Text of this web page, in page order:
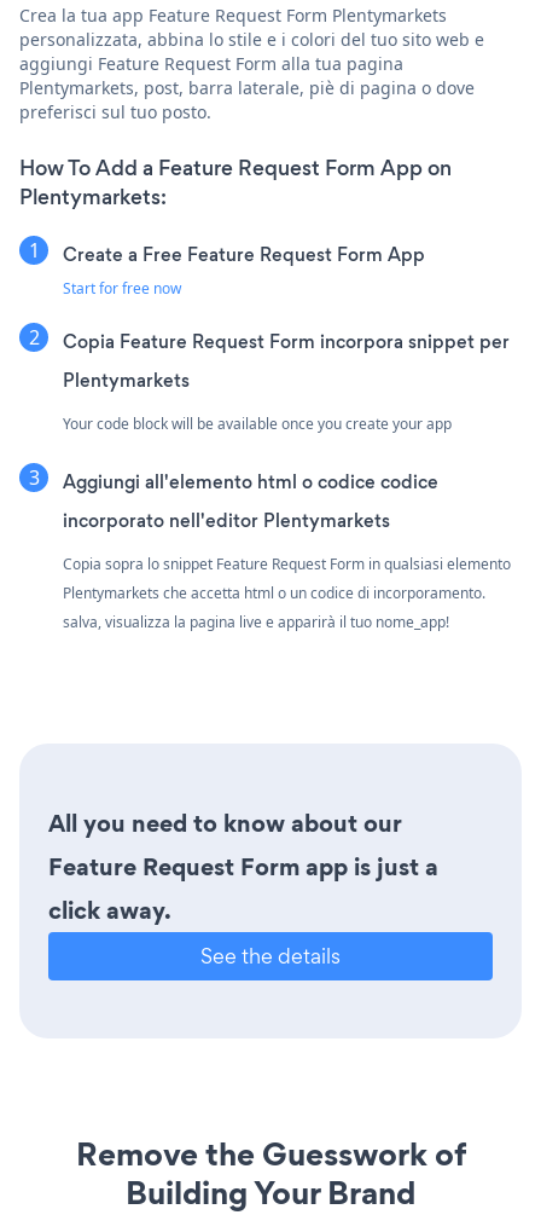
Crea la tua app Feature Request Form Plentymarkets
personalizzata, abbina lo stile e i colori del tuo sito web e
aggiungi Feature Request Form alla tua pagina
Plentymarkets, post, barra laterale, piè di pagina o dove
preferisci sul tuo posto.
How To Add a Feature Request Form App on
Plentymarkets:
Create a Free Feature Request Form App
Start for free now
Copia Feature Request Form incorpora snippet per
Plentymarkets
Your code block will be available once you create your app
Aggiungi all'elemento html o codice codice
incorporato nell'editor Plentymarkets
Copia sopra lo snippet Feature Request Form in qualsiasi elemento
Plentymarkets che accetta html o un codice di incorporamento.
salva, visualizza la pagina live e apparirà il tuo nome_app!
All you need to know about our
Feature Request Form app is just a
click away.
See the details
Remove the Guesswork of
Building Your Brand